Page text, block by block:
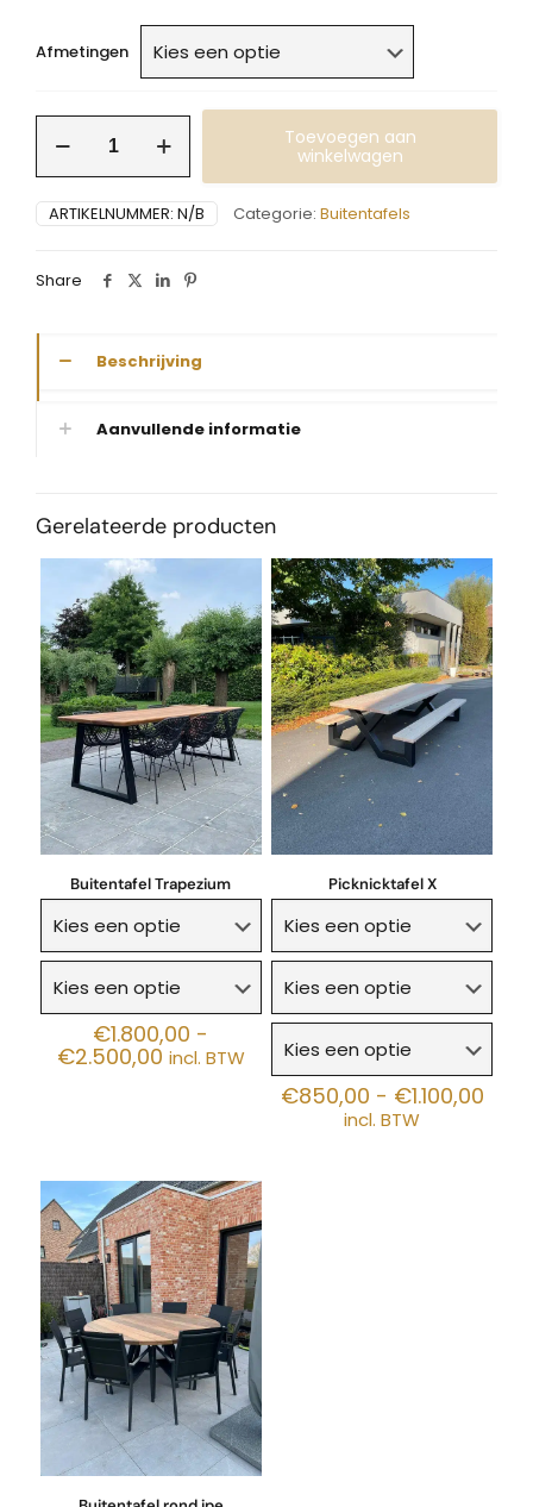
Afmetingen
steigerhout
u
met
Toevoegen aan
winkelwagen
ARTIKELNUMMER: N/B Categorie: Buitentafels
Share
Beschrijving
Aanvullende informatie
Gerelateerde producten
Buitentafel Trapezium
€1.800,00 -
€2.500,00Prijsklasse:
incl. BTW
Picknicktafel X
€850,00 - €1.100,00
incl. BTW